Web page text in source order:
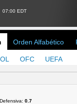
07:00 EDT
Orden Alfabético
OFC UEFA
Defensiva: 0.7